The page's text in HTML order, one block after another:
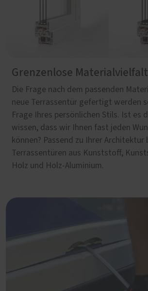
Grenzenlose Materialvielfalt
Die Frage nach dem passenden
neue Terrassentür gefertigt werden
Frage Ihres persönlichen Stils. Ist es
wissen, dass wir Ihnen fast jeden
können? Passend zu Ihrer Architektur
Terrassentüren aus Kunststoff,
Holz und Holz-Aluminium.